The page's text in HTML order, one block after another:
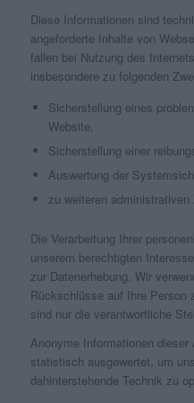
Diese Informationen sind
angeforderte Inhalte von
fallen bei Nutzung des
insbesondere zu folgenden
Sicherstellung eines
Website,
Sicherstellung einer
Auswertung der
zu weiteren administrativen
Die Verarbeitung Ihrer
unserem berechtigten
zur Datenerhebung. Wir
Rückschlüsse auf Ihre Person
sind nur die verantwortliche
Anonyme Informationen dieser
statistisch ausgewertet, um
dahinterstehende Technik zu